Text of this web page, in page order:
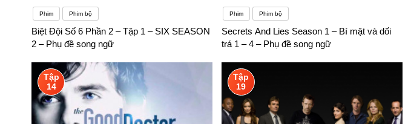
Phim Phim bộ
Biệt Đội Số 6 Phần 2 – Tập 1 – SIX SEASON
2 – Phụ đề song ngữ
Phim Phim bộ
Secrets And Lies Season 1 – Bí mật và dối
trá 1 – 4 – Phụ đề song ngữ
Tập
14
Tập
19